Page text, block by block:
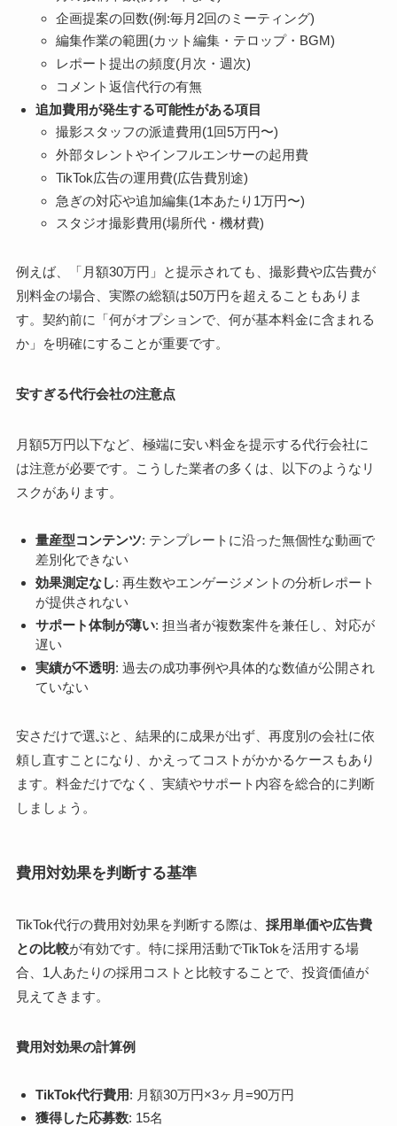
企画提案の回数(例:毎月2回のミーティング)
編集作業の範囲(カット編集・テロップ・BGM)
レポート提出の頻度(月次・週次)
コメント返信代行の有無
追加費用が発生する可能性がある項目
撮影スタッフの派遣費用(1回5万円〜)
外部タレントやインフルエンサーの起用費
TikTok広告の運用費(広告費別途)
急ぎの対応や追加編集(1本あたり1万円〜)
スタジオ撮影費用(場所代・機材費)
例えば、「月額30万円」と提示されても、撮影費や広告費が
別料金の場合、実際の総額は50万円を超えることもありま
す。契約前に「何がオプションで、何が基本料金に含まれる
か」を明確にすることが重要です。
安すぎる代行会社の注意点
月額5万円以下など、極端に安い料金を提示する代行会社に
は注意が必要です。こうした業者の多くは、以下のようなリ
スクがあります。
量産型コンテンツ: テンプレートに沿った無個性な動画で
差別化できない
効果測定なし: 再生数やエンゲージメントの分析レポート
が提供されない
サポート体制が薄い: 担当者が複数案件を兼任し、対応が
遅い
実績が不透明: 過去の成功事例や具体的な数値が公開され
ていない
安さだけで選ぶと、結果的に成果が出ず、再度別の会社に依
頼し直すことになり、かえってコストがかかるケースもあり
ます。料金だけでなく、実績やサポート内容を総合的に判断
しましょう。
費用対効果を判断する基準
TikTok代行の費用対効果を判断する際は、 採用単価や広告費
との比較が有効です。特に採用活動でTikTokを活用する場
合、1人あたりの採用コストと比較することで、投資価値が
見えてきます。
費用対効果の計算例
TikTok代行費用: 月額30万円×3ヶ月=90万円
獲得した応募数: 15名